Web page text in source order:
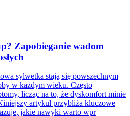
Zapobieganie wadom
sylwetka stają się powszechnym
w każdym wieku. Często
licząc na to, że dyskomfort minie
artykuł przybliża kluczowe
jakie nawyki warto wpr